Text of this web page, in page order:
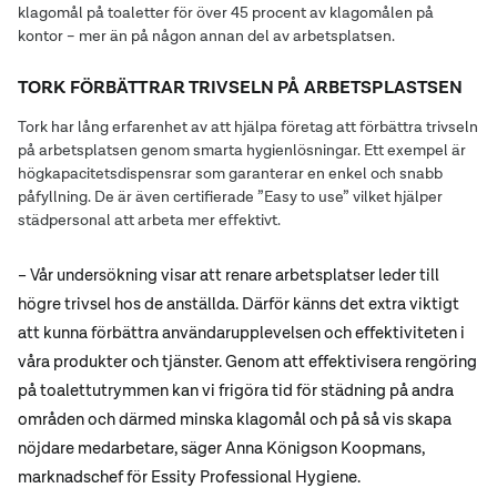
klagomål på toaletter för över 45 procent av klagomålen på
kontor – mer än på någon annan del av arbetsplatsen.
TORK FÖRBÄTTRAR TRIVSELN PÅ ARBETSPLASTSEN
Tork har lång erfarenhet av att hjälpa företag att förbättra trivseln
på arbetsplatsen genom smarta hygienlösningar. Ett exempel är
högkapacitetsdispensrar som garanterar en enkel och snabb
påfyllning. De är även certifierade ”Easy to use” vilket hjälper
städpersonal att arbeta mer effektivt.
– Vår undersökning visar att renare arbetsplatser leder till
högre trivsel hos de anställda. Därför känns det extra viktigt
att kunna förbättra användarupplevelsen och effektiviteten i
våra produkter och tjänster. Genom att effektivisera rengöring
på toalettutrymmen kan vi frigöra tid för städning på andra
områden och därmed minska klagomål och på så vis skapa
nöjdare medarbetare, säger Anna Königson Koopmans,
marknadschef för Essity Professional Hygiene.